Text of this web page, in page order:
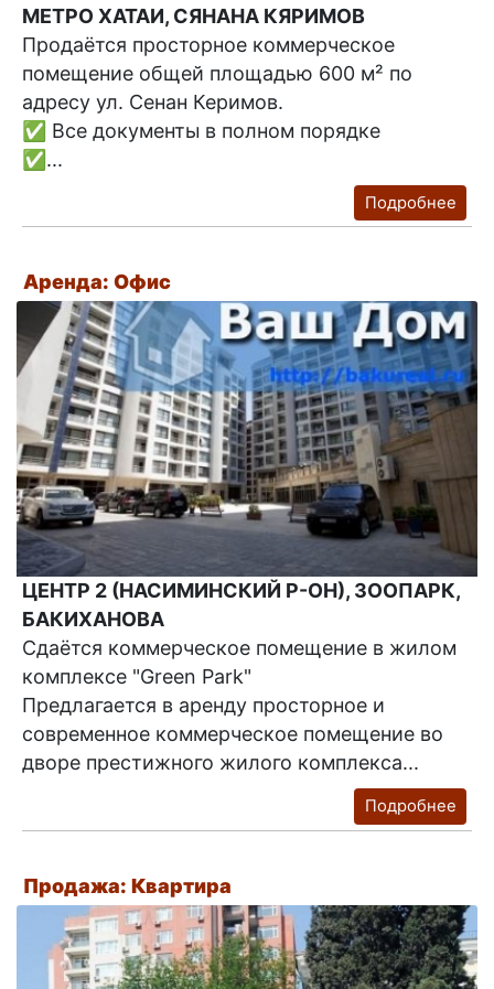
МЕТРО ХАТАИ, СЯНАНА КЯРИМОВ
Продаётся просторное коммерческое
помещение общей площадью 600 м² по
адресу ул. Сенан Керимов.
✅ Все документы в полном порядке
✅...
Подробнее
Аренда: Офис
ЦЕНТР 2 (НАСИМИНСКИЙ Р-ОН), ЗООПАРК,
БАКИХАНОВА
Сдаётся коммерческое помещение в жилом
комплексе "Green Park"
Предлагается в аренду просторное и
современное коммерческое помещение во
дворе престижного жилого комплекса...
Подробнее
Продажа: Квартира